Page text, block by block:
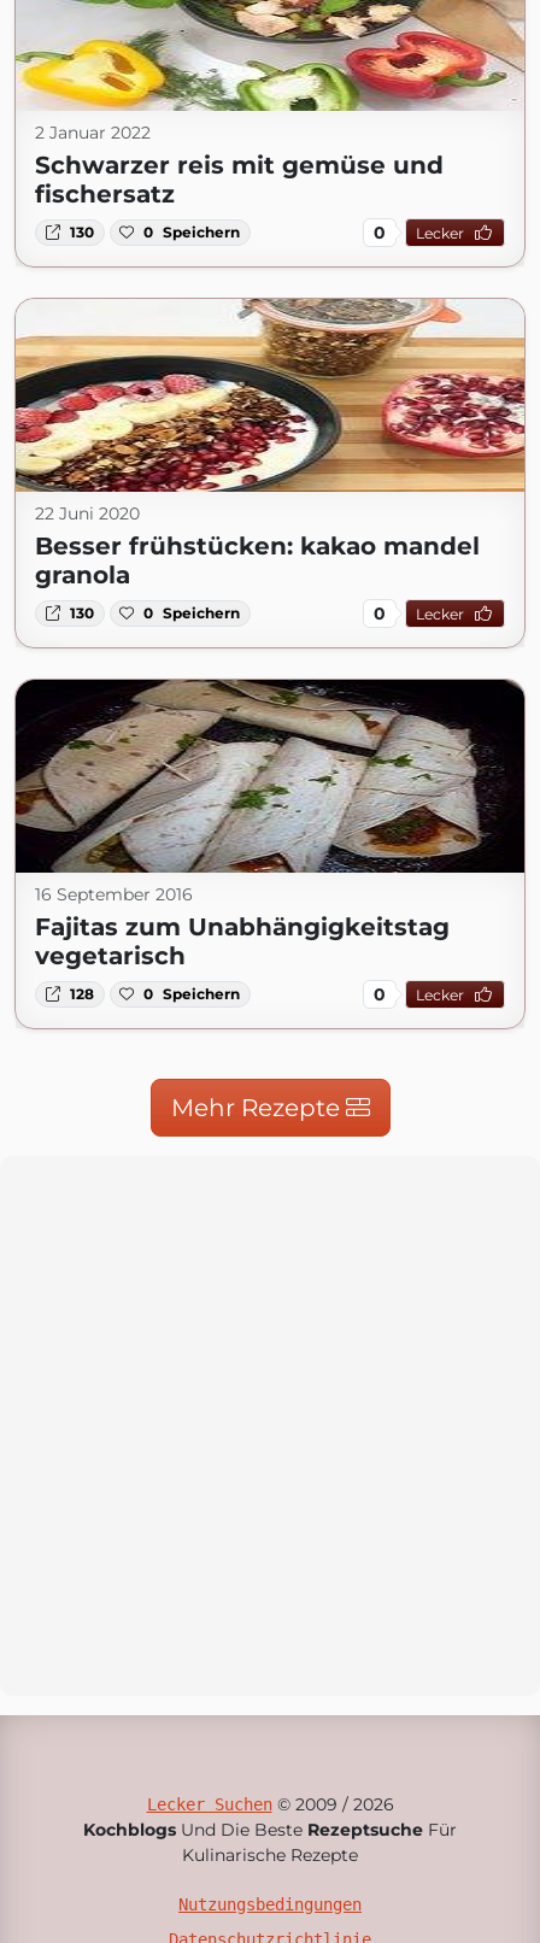
2 Januar 2022
Schwarzer reis mit gemüse und
fischersatz
130 0 Speichern 0 Lecker
22 Juni 2020
Besser frühstücken: kakao mandel
granola
130 0 Speichern 0 Lecker
16 September 2016
Fajitas zum Unabhängigkeitstag
vegetarisch
128 0 Speichern 0 Lecker
Mehr Rezepte
Lecker Suchen© 2009 / 2026
Kochblogs Und Die Beste Rezeptsuche Für
Kulinarische Rezepte
Nutzungsbedingungen